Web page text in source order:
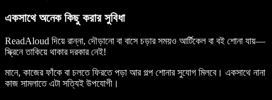
একসাথে অনেক কিছু করার সুবিধা
ReadAloud দিয়ে রান্না, দৌড়ানো বা বাসে চড়ার সময়ও আর্টিকেল বা বই শোনা যায়—
স্ক্রিনে তাকিয়ে থাকার দরকার নেই!
মানে, কাজের ফাঁকে বা চলতে ফিরতে পড়া আর গল্প শোনার সুযোগ মিলবে। একসাথে নানা
কাজ সামলাতে এটা সত্যিই উপযোগী।